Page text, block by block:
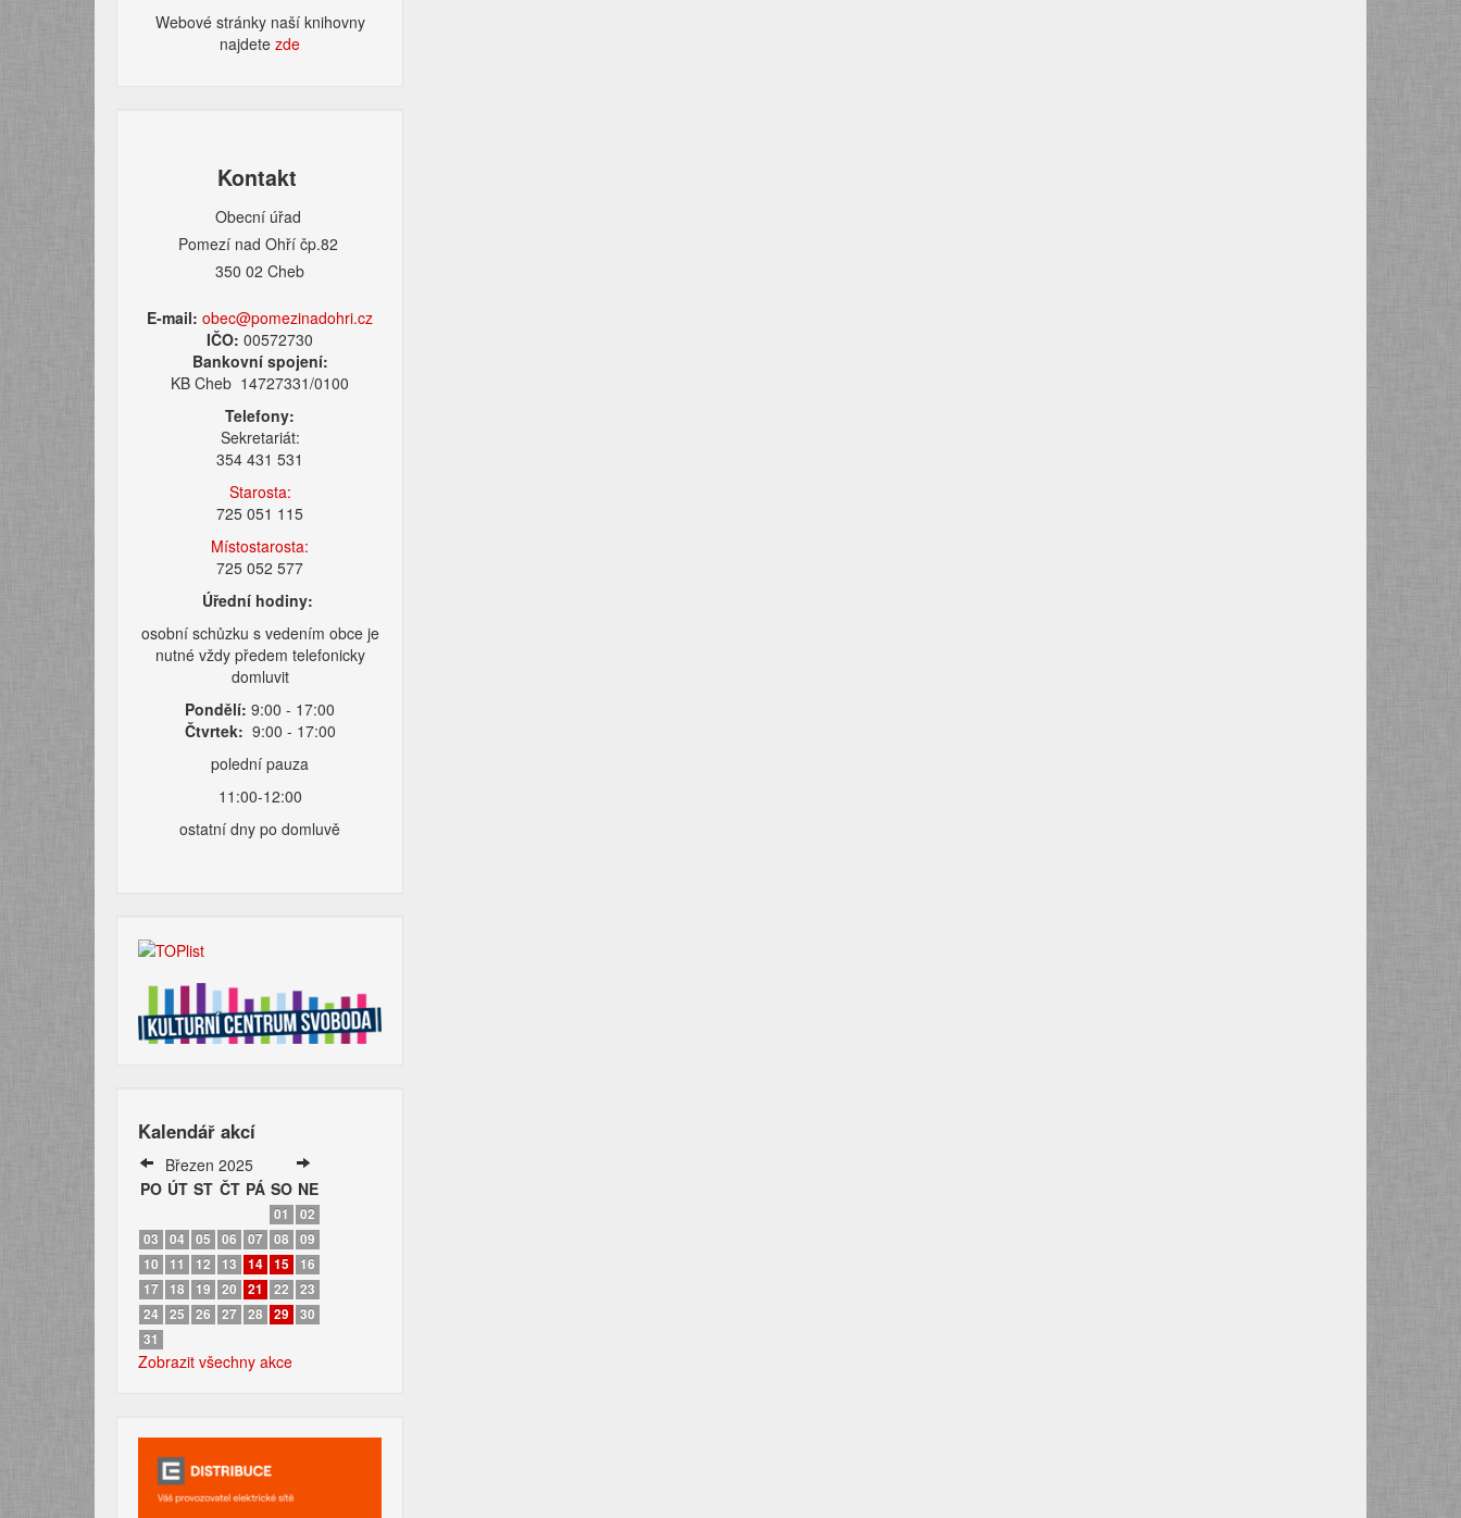
Webové stránky naší knihovny
najdetezde​
Kontakt
Obecní úřad
Pomezí nad Ohří čp.82
350 02 Cheb
E-mail: obec@pomezinadohri.cz
IČO:00572730
Bankovní spojení:
KB Cheb 14727331/0100
Telefony:
Sekretariát:
354 431 531
Starosta:
725 051 115
Místostarosta:
725 052 577
Úřední hodiny:
osobní schůzku s vedením obce je
nutné vždy předem telefonicky
domluvit
Pondělí: 9:00 - 17:00
Čtvrtek: 9:00 - 17:00
polední pauza
11:00-12:00
ostatní dny po domluvě
Kalendář akcí
Březen 2025
PO ÚT ST ČT PÁ SO NE
01
02
03
04 05 06 07 08
09
10
11 12 13 14 15
16
17 18 19 20 21 22
23
24
25 26 27 28 29
30
31
Zobrazit všechny akce